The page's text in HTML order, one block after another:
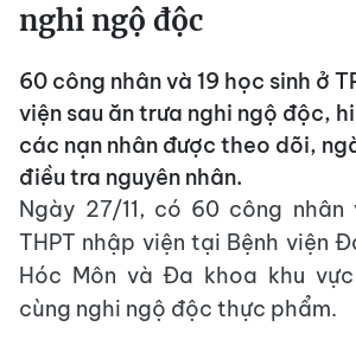
nghi ngộ độc
60 công nhân và 19 học sinh ở
viện sau ăn trưa nghi ngộ độc,
các nạn nhân được theo dõi,
điều tra nguyên nhân.
Ngày 27/11, có 60 công nhân
THPT nhập viện tại Bệnh viện
Hóc Môn và Đa khoa khu
cùng nghi ngộ độc thực phẩm.